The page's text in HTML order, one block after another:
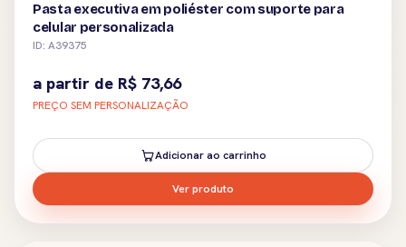
Pasta executiva em poliéster com suporte para
celular personalizada
ID: A39375
a partir de R$ 73,66
PREÇO SEM PERSONALIZAÇÃO
Adicionar ao carrinho
Ver produto